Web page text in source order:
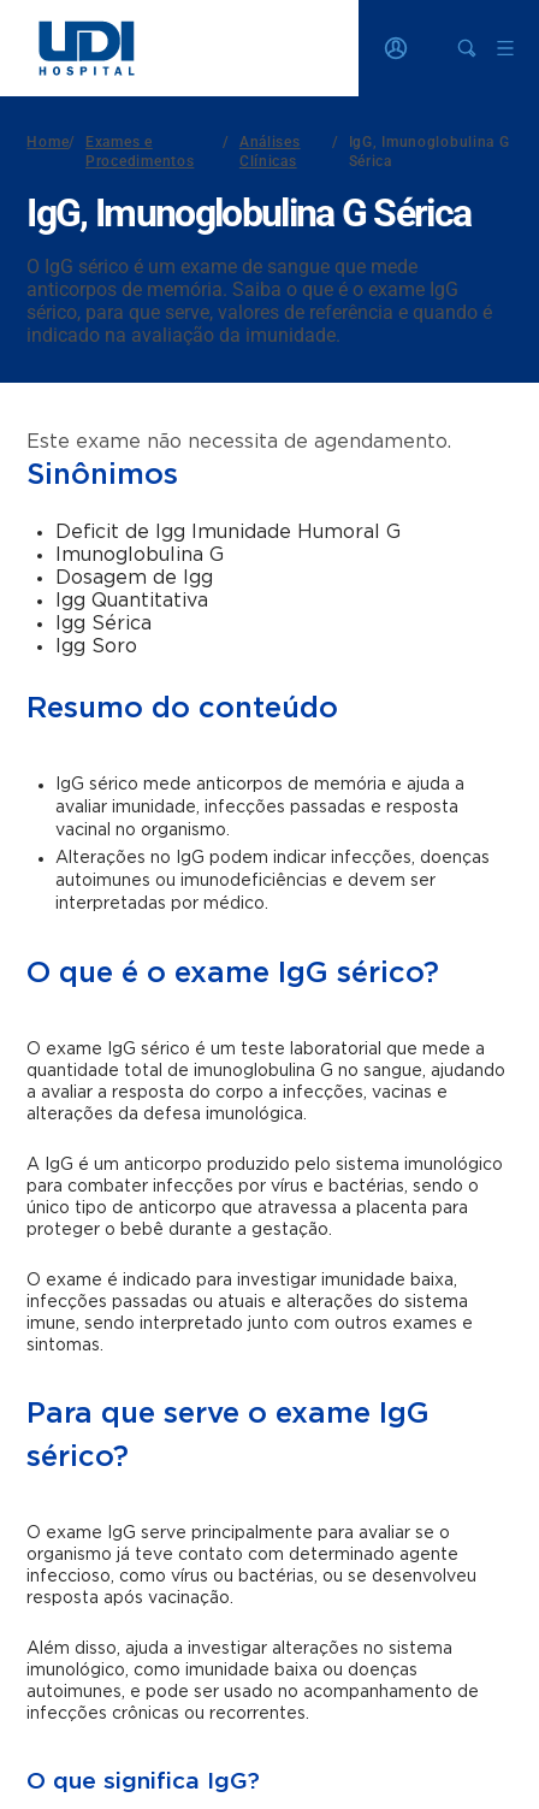
Home/
Exames e
Procedimentos
/
Análises
Clínicas
/
IgG, Imunoglobulina G
Sérica
IgG, Imunoglobulina G Sérica
O IgG sérico é um exame de sangue que mede
anticorpos de memória. Saiba o que é o exame IgG
sérico, para que serve, valores de referência e quando é
indicado na avaliação da imunidade.
Este exame não necessita de agendamento.
Sinônimos
Deficit de Igg Imunidade Humoral G
Imunoglobulina G
Dosagem de Igg
Igg Quantitativa
Igg Sérica
Igg Soro
Resumo do conteúdo
IgG sérico mede anticorpos de memória e ajuda a
avaliar imunidade, infecções passadas e resposta
vacinal no organismo.
Alterações no IgG podem indicar infecções, doenças
autoimunes ou imunodeficiências e devem ser
interpretadas por médico.
O que é o exame IgG sérico?
O exame IgG sérico é um teste laboratorial que mede a
quantidade total de imunoglobulina G no sangue, ajudando
a avaliar a resposta do corpo a infecções, vacinas e
alterações da defesa imunológica.
A IgG é um anticorpo produzido pelo sistema imunológico
para combater infecções por vírus e bactérias, sendo o
único tipo de anticorpo que atravessa a placenta para
proteger o bebê durante a gestação.
O exame é indicado para investigar imunidade baixa,
infecções passadas ou atuais e alterações do sistema
imune, sendo interpretado junto com outros exames e
sintomas.
Para que serve o exame IgG
sérico?
O exame IgG serve principalmente para avaliar se o
organismo já teve contato com determinado agente
infeccioso, como vírus ou bactérias, ou se desenvolveu
resposta após vacinação.
Além disso, ajuda a investigar alterações no sistema
imunológico, como imunidade baixa ou doenças
autoimunes, e pode ser usado no acompanhamento de
infecções crônicas ou recorrentes.
O que significa IgG?